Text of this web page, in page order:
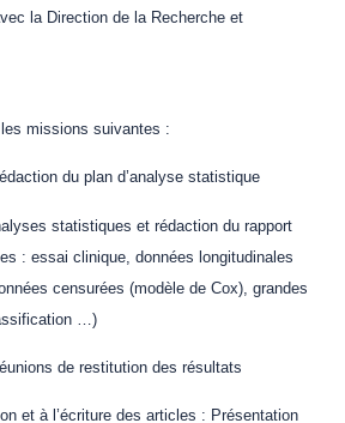
la Direction de la Recherche et
les missions suivantes :
du plan d’analyse statistique
statistiques et rédaction du rapport
: essai clinique, données longitudinales
censurées (modèle de Cox), grandes
…)
de restitution des résultats
et à l’écriture des articles : Présentation